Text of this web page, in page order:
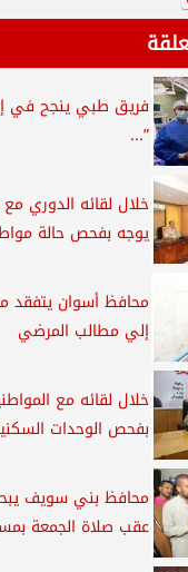
فريق طبي ينجح في
”...
خلال لقائه الدوري
يوجه بفحص حالة
محافظ أسوان
إلي مطالب المرضي
خلال لقائه مع
بفحص الوحدات
محافظ بني سويف
عقب صلاة الجمعة